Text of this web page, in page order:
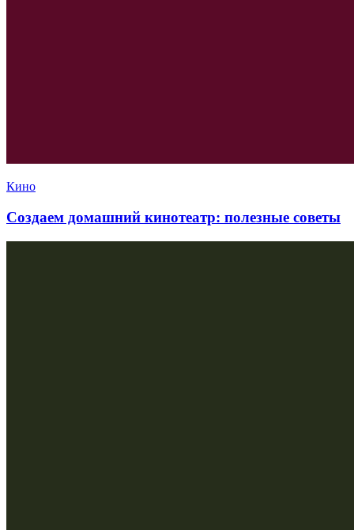
Кино
Создаем домашний кинотеатр: полезные советы